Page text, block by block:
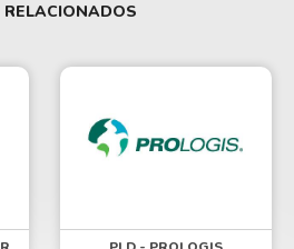
RELACIONADOS